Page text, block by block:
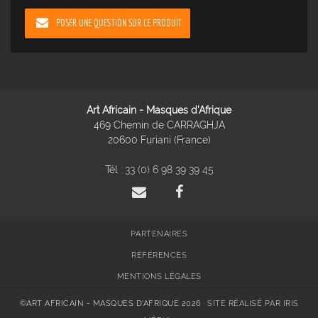
POSER UNE QUESTION SUR CE PRODUIT
Art Africain - Masques d'Afrique
469 Chemin de CARRAGHJA
20600 Furiani (France)
Tél : 33 (0) 6 98 39 39 45
PARTENAIRES
RÉFÉRENCES
MENTIONS LÉGALES
©ART AFRICAIN - MASQUES D'AFRIQUE 2026
SITE RÉALISÉ PAR IRIS